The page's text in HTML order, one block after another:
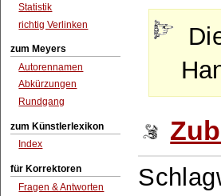
Statistik
richtig Verlinken
zum Meyers
Autorennamen
Abkürzungen
Rundgang
zum Künstlerlexikon
Index
für Korrektoren
Fragen & Antworten